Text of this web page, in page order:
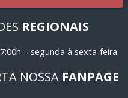
REGIONAIS
– segunda à sexta-feira.
NOSSA FANPAGE